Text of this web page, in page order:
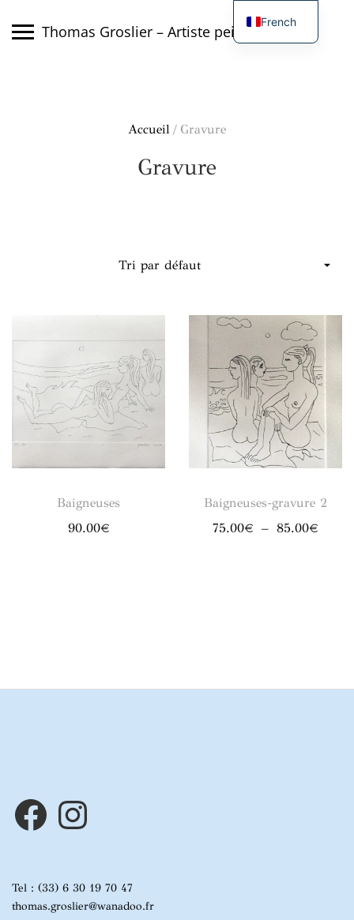
Thomas Groslier – Artiste peintre
Accueil / Gravure
Gravure
Baigneuses
90.00€
Baigneuses-gravure 2
75.00€ – 85.00€
Facebook Instagram
Tel : (33) 6 30 19 70 47
thomas.groslier@wanadoo.fr
French
English